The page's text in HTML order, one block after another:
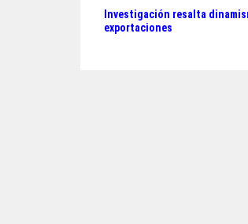
pp
Navegación
Investigación resalta
exportaciones